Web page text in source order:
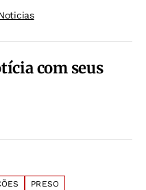
com seus
PRESO